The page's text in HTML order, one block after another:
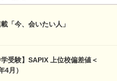
「今、会いたい人」
受験】SAPIX 上位校偏差値＜
4月）